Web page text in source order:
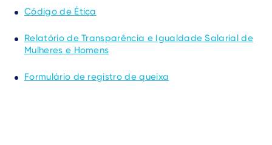
Código de Ética
Relatório de Transparência e Igualdade Salarial de
Mulheres e Homens
Formulário de registro de queixa